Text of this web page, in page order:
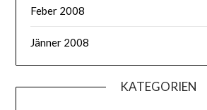
Feber 2008
Jänner 2008
KATEGORIEN